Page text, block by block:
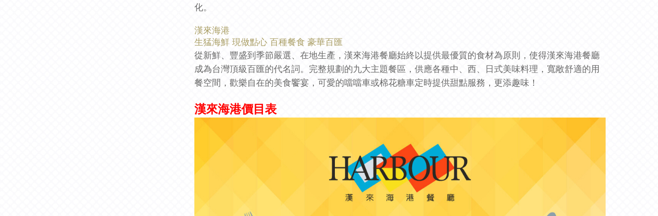
化。
漢來海港
生猛海鮮 現做點心 百種餐食 豪華百匯
從新鮮、豐盛到季節嚴選、在地生產，漢來海港餐廳始終以提供最優質的食材為原則，使得漢來海港餐廳
成為台灣頂級百匯的代名詞。完整規劃的九大主題餐區，供應各種中、 西、日式美味料理，寬敞舒適的用
餐空間，歡樂自在的美食饗宴，可愛的噹噹車或棉花糖車定時提供甜點服務，更添趣味！
漢來海港價目表